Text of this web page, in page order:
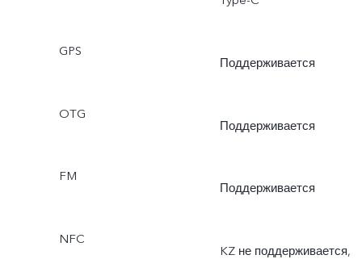
GPS
Поддерживается
OTG
Поддерживается
FM
Поддерживается
NFC
KZ не поддерживается,